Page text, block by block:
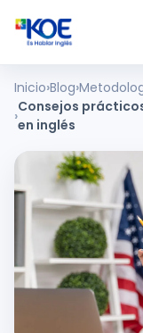
Ingles
Paises
Nosotros
Usuarios
Comunidad
Inicio Blog
Consejos
en inglés